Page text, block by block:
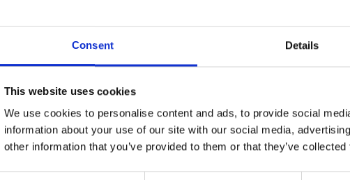
Consent Details
This website uses cookies
We use cookies to personalise content and ads, to provide social
information about your use of our site with our social media,
other information that you’ve provided to them or that they’ve
pentru plati cu cardul.
rapid detalii critice, gestionand contul,
si istoricul comenzilor.
direct si eficient cu dispeceratul
a rezolva orice situatie.